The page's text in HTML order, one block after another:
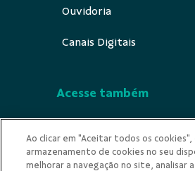
Ouvidoria
Canais Digitais
Acesse também
Indícios de Ilicitude
Ao clicar em "Aceitar todos os cookies",
armazenamento de cookies no seu
melhorar a navegação no site, analisar